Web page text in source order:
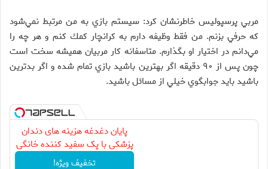
مربي پرسپوليس خاطرنشان كرد: سيستم بازي به من مرتبط نمي‌شود
كه حرفي بزنم. من فقط وظيفه دارم به كرانچار كمك كنم و هر چه را
مي‌دانم در اختيار او بگذارم. متاسفانه كار مربيان هميشه سخت است
چون پس از ۹۰ دقيقه اگر بهترين باشيد بازي تمام شده و اگر بدترين
باشيد بايد جوابگوي خيلي از مسائل باشيد.
پایان دغدغه هزینه های دندان
پزشکی با پک سفید کننده خانگی
تخفیف ویژه!